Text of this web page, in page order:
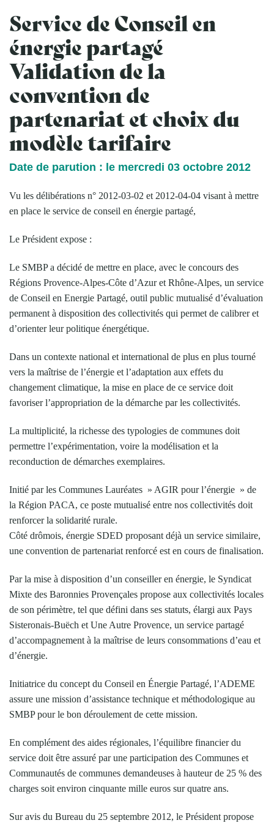
Service de Conseil en
énergie partagé
Validation de la
convention de
partenariat et choix du
modèle tarifaire
Date de parution : le mercredi 03 octobre 2012
Vu les délibérations n° 2012-03-02 et 2012-04-04 visant à mettre
en place le service de conseil en énergie partagé,
Le Président expose :
Le SMBP a décidé de mettre en place, avec le concours des
Régions Provence-Alpes-Côte d’Azur et Rhône-Alpes, un service
de Conseil en Energie Partagé, outil public mutualisé d’évaluation
permanent à disposition des collectivités qui permet de calibrer et
d’orienter leur politique énergétique.
Dans un contexte national et international de plus en plus tourné
vers la maîtrise de l’énergie et l’adaptation aux effets du
changement climatique, la mise en place de ce service doit
favoriser l’appropriation de la démarche par les collectivités.
La multiplicité, la richesse des typologies de communes doit
permettre l’expérimentation, voire la modélisation et la
reconduction de démarches exemplaires.
Initié par les Communes Lauréates » AGIR pour l’énergie » de
la Région PACA, ce poste mutualisé entre nos collectivités doit
renforcer la solidarité rurale.
Côté drômois, énergie SDED proposant déjà un service similaire,
une convention de partenariat renforcé est en cours de finalisation.
Par la mise à disposition d’un conseiller en énergie, le Syndicat
Mixte des Baronnies Provençales propose aux collectivités locales
de son périmètre, tel que défini dans ses statuts, élargi aux Pays
Sisteronais-Buëch et Une Autre Provence, un service partagé
d’accompagnement à la maîtrise de leurs consommations d’eau et
d’énergie.
Initiatrice du concept du Conseil en Énergie Partagé, l’ADEME
assure une mission d’assistance technique et méthodologique au
SMBP pour le bon déroulement de cette mission.
En complément des aides régionales, l’équilibre financier du
service doit être assuré par une participation des Communes et
Communautés de communes demandeuses à hauteur de 25 % des
charges soit environ cinquante mille euros sur quatre ans.
Sur avis du Bureau du 25 septembre 2012, le Président propose